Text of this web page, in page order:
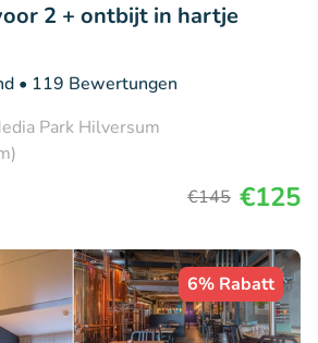
2 + ontbijt in hartje
• 119 Bewertungen
Park Hilversum
€145 €125
6% Rabatt